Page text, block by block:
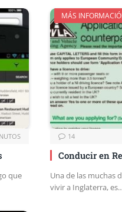
que
MÁS
14
Conducir en
Una de las muchas
vivir a Inglaterra,